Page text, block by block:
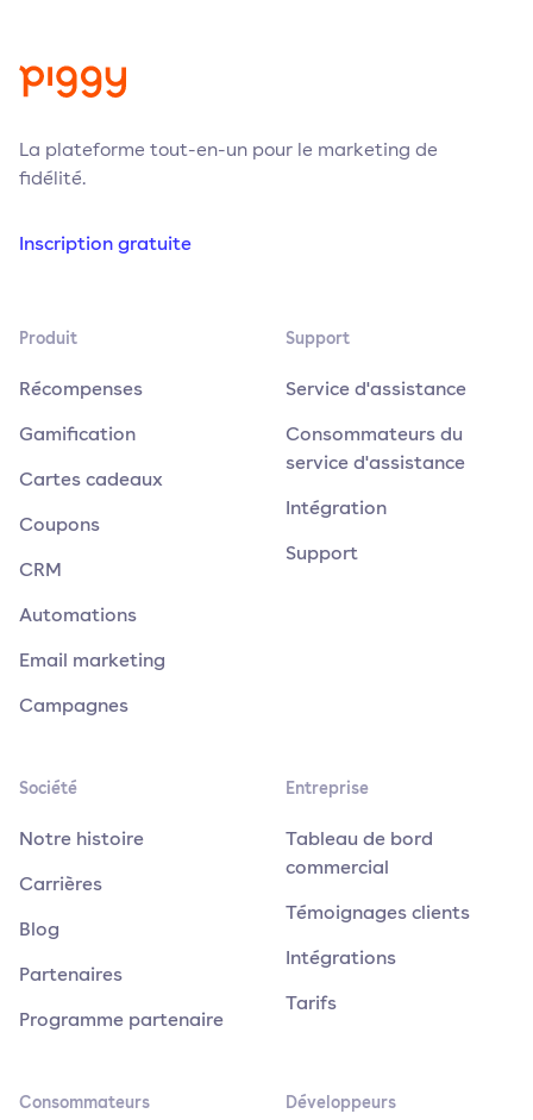
La plateforme tout-en-un pour le marketing de
fidélité.
Inscription gratuite
Produit
Récompenses
Gamification
Cartes cadeaux
Coupons
CRM
Automations
Email marketing
Campagnes
Support
Service d'assistance
Consommateurs du
service d'assistance
Intégration
Support
Société
Notre histoire
Carrières
Blog
Partenaires
Programme partenaire
Entreprise
Tableau de bord
commercial
Témoignages clients
Intégrations
Tarifs
Consommateurs Développeurs